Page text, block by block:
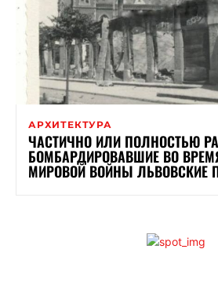
АРХИТЕКТУРА
ЧАСТИЧНО ИЛИ ПОЛНОСТЬЮ
БОМБАРДИРОВАВШИЕ ВО
МИРОВОЙ ВОЙНЫ ЛЬВОВСКИЕ